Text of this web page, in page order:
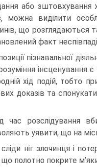
або зштовхування
можна виділити
що розглядаються
факт
пізнавальної
інсценування
хід подій, тобто
доказів та
час розслідування
уявити, що на
ніг злочинця і
полотно покрите